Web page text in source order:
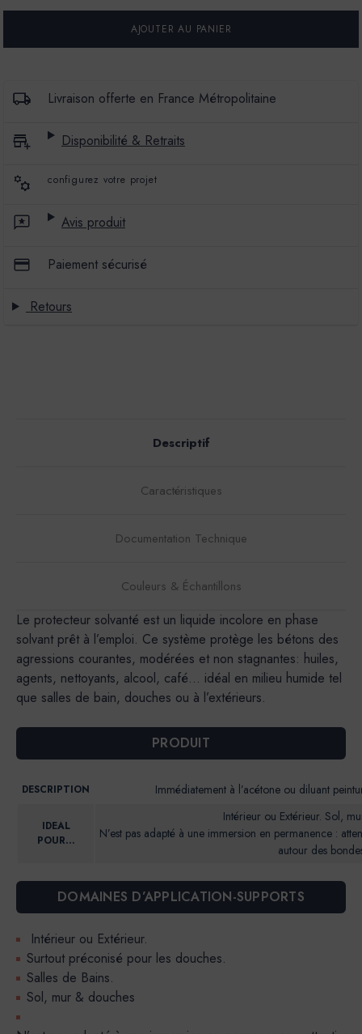
POUR
PROTECTEUR
SOLVANTÉ
PROTECTION
-
POUR
PROTECTEUR
SOLVANTÉ
-
PROTECTION
Livraison offerte en France Métropolitaine
Disponibilité & Retraits
configurez votre projet
Avis produit
Paiement sécurisé
Retours
Descriptif
Caractéristiques
Documentation Technique
Couleurs & Échantillons
Le protecteur solvanté est un liquide incolore en phase
solvant prêt à l’emploi. Ce système protège les bétons des
agressions courantes, modérées et non stagnantes: huiles,
agents, nettoyants, alcool, café... idéal en milieu humide tel
que salles de bain, douches ou à l’extérieurs.
PRODUIT
DESCRIPTION Immédiatement à l’acétone ou diluant
IDEAL
POUR…
Intérieur ou Extérieur. Sol,
N’est pas adapté à une immersion en permanence :
autour des
DOMAINES D’APPLICATION-SUPPORTS
Intérieur ou Extérieur.
Surtout préconisé pour les douches.
Salles de Bains.
Sol, mur & douches